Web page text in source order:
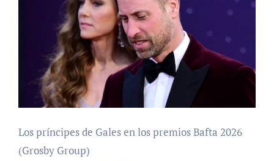
Los príncipes de Gales en los premios Bafta 2026
(Grosby Group)